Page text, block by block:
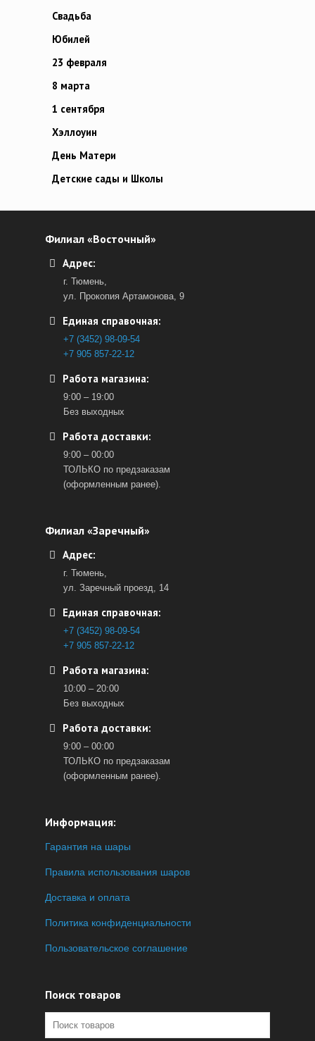
Свадьба
Юбилей
23 февраля
8 марта
1 сентября
Хэллоуин
День Матери
Детские сады и Школы
Филиал «Восточный»
Адрес:
г. Тюмень,
ул. Прокопия Артамонова, 9
Единая справочная:
+7 (3452) 98-09-54
+7 905 857-22-12
Работа магазина:
9:00 – 19:00
Без выходных
Работа доставки:
9:00 – 00:00
ТОЛЬКО по предзаказам
(оформленным ранее).
Филиал «Заречный»
Адрес:
г. Тюмень,
ул. Заречный проезд, 14
Единая справочная:
+7 (3452) 98-09-54
+7 905 857-22-12
Работа магазина:
10:00 – 20:00
Без выходных
Работа доставки:
9:00 – 00:00
ТОЛЬКО по предзаказам
(оформленным ранее).
Информация:
Гарантия на шары
Правила использования шаров
Доставка и оплата
Политика конфиденциальности
Пользовательское соглашение
Поиск товаров